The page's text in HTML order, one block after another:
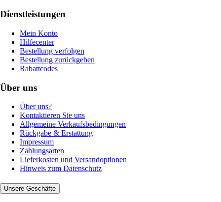
Dienstleistungen
Mein Konto
Hilfecenter
Bestellung verfolgen
Bestellung zurückgeben
Rabattcodes
Über uns
Über uns?
Kontaktieren Sie uns
Allgemeine Verkaufsbedingungen
Rückgabe & Erstattung
Impressum
Zahlungsarten
Lieferkosten und Versandoptionen
Hinweis zum Datenschutz
Unsere Geschäfte